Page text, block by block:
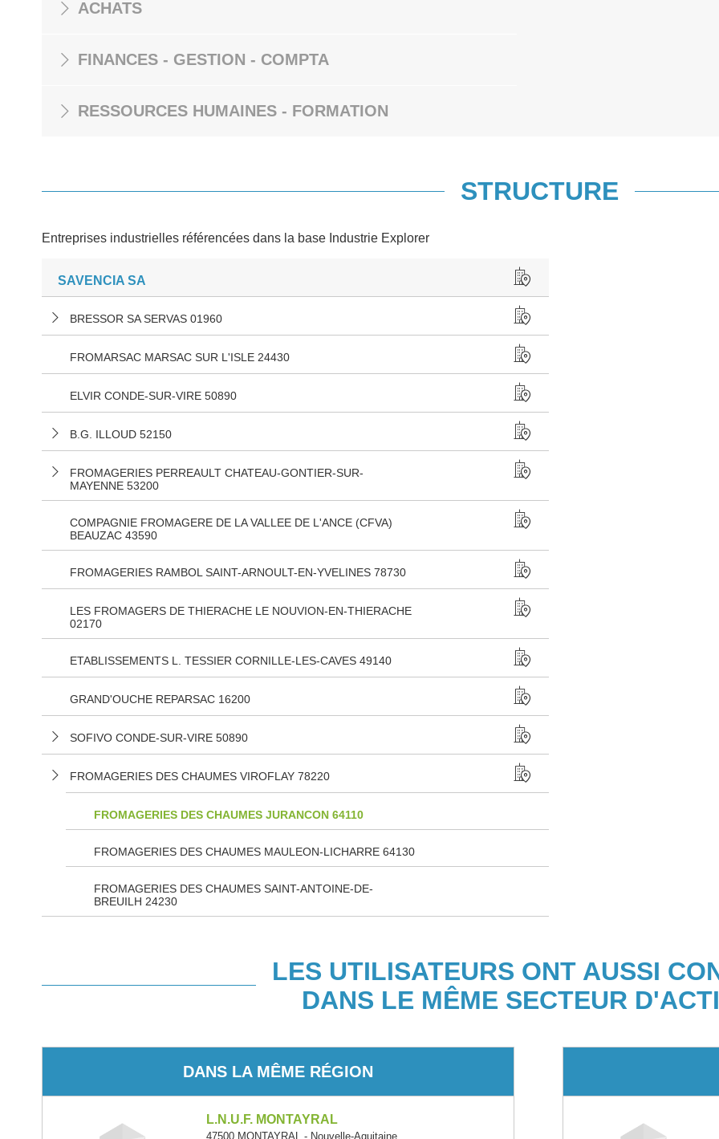
ACHATS
FINANCES - GESTION - COMPTA
RESSOURCES HUMAINES - FORMATION
STRUCTURE
Entreprises industrielles référencées dans la base Industrie Explorer
SAVENCIA SA
BRESSOR SA SERVAS 01960
FROMARSAC MARSAC SUR L'ISLE 24430
ELVIR CONDE-SUR-VIRE 50890
B.G. ILLOUD 52150
FROMAGERIES PERREAULT CHATEAU-GONTIER-SUR-
MAYENNE 53200
COMPAGNIE FROMAGERE DE LA VALLEE DE L'ANCE (CFVA)
BEAUZAC 43590
FROMAGERIES RAMBOL SAINT-ARNOULT-EN-YVELINES 78730
LES FROMAGERS DE THIERACHE LE NOUVION-EN-THIERACHE
02170
ETABLISSEMENTS L. TESSIER CORNILLE-LES-CAVES 49140
GRAND'OUCHE REPARSAC 16200
SOFIVO CONDE-SUR-VIRE 50890
FROMAGERIES DES CHAUMES VIROFLAY 78220
FROMAGERIES DES CHAUMES JURANCON 64110
FROMAGERIES DES CHAUMES MAULEON-LICHARRE 64130
FROMAGERIES DES CHAUMES SAINT-ANTOINE-DE-
BREUILH 24230
LES UTILISATEURS ONT AUSSI
DANS LE MÊME SECTEUR
DANS LA MÊME RÉGION
L.N.U.F. MONTAYRAL
47500 MONTAYRAL - Nouvelle-Aquitaine